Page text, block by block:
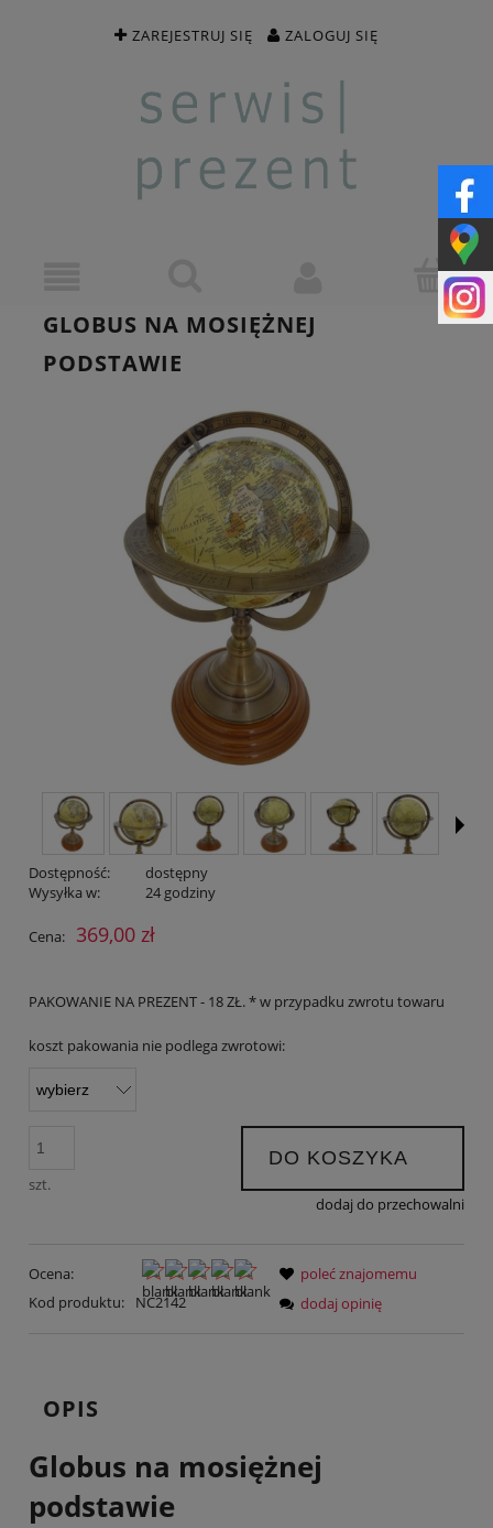
ZAREJESTRUJ SIĘ ZALOGUJ SIĘ
GLOBUS NA MOSIĘŻNEJ
PODSTAWIE
Dostępność:
dostępny
Wysyłka w:
24 godziny
Cena: 369,00 zł
PAKOWANIE NA PREZENT - 18 ZŁ. * w przypadku zwrotu towaru
koszt pakowania nie podlega zwrotowi:
szt.
DO KOSZYKA
dodaj do przechowalni
Ocena:
Kod produktu:
NC2142
poleć znajomemu
dodaj opinię
OPIS
Globus na mosiężnej
podstawie